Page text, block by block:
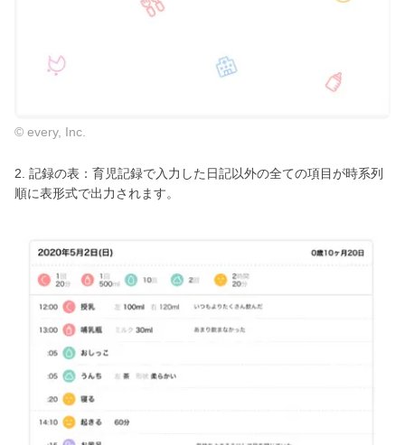
© every, Inc.
2. 記録の表：育児記録で入力した日記以外の全ての項目が時系列
順に表形式で出力されます。